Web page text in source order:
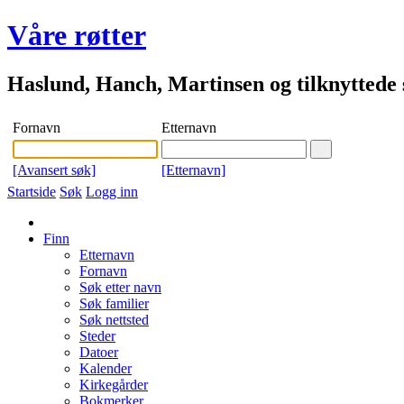
Våre røtter
Haslund, Hanch, Martinsen og tilknyttede
Fornavn Etternavn
[Avansert søk]
[Etternavn]
Startside Søk Logg inn
Finn
Etternavn
Fornavn
Søk etter navn
Søk familier
Søk nettsted
Steder
Datoer
Kalender
Kirkegårder
Bokmerker